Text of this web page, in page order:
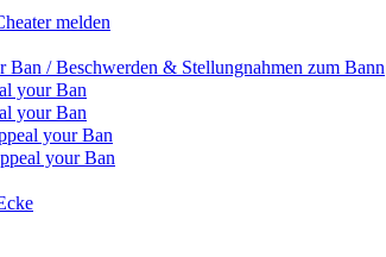
melden
/ Beschwerden & Stellungnahmen zum Bann
your Ban
your Ban
your Ban
your Ban